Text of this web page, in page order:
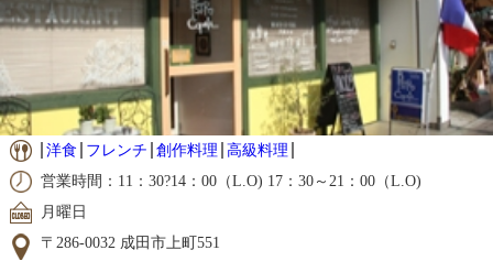
洋食 フレンチ 創作料理 高級料理
営業時間：11：30?14：00（L.O) 17：30～21：00（L.O)
月曜日
〒286-0032 成田市上町551